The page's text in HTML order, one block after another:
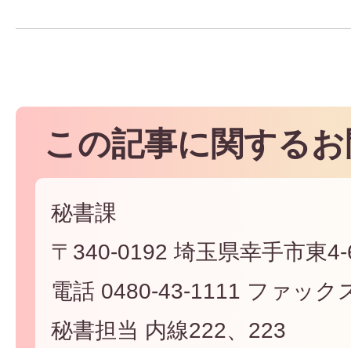
この記事に関する
秘書課
〒340-0192 埼玉県幸手市東
電話 0480-43-1111 ファック
秘書担当 内線222、223